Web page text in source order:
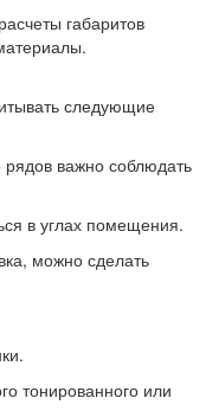
габаритов
следующие
рядов важно соблюдать
в углах помещения.
можно сделать
тонированного или